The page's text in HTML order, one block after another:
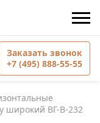
Заказать звонок
+7 (495) 888-55-55
широкий ВГ-В-232